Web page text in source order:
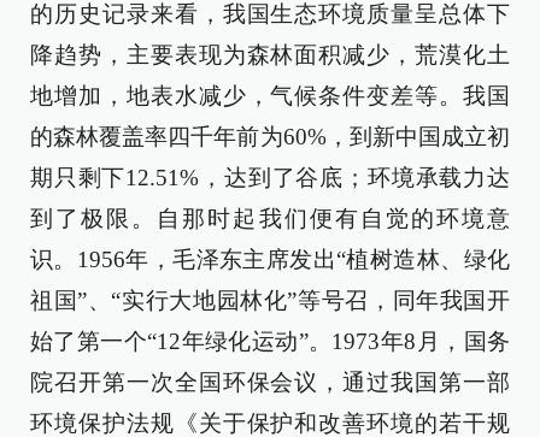
的历史记录来看，我国生态环境质量呈总体下
降趋势，主要表现为森林面积减少，荒漠化土
地增加，地表水减少，气候条件变差等。我国
的森林覆盖率四千年前为60%，到新中国成立初
期只剩下12.51%，达到了谷底；环境承载力达
到了极限。自那时起我们便有自觉的环境意
识。1956年，毛泽东主席发出“植树造林、绿化
祖国”、“实行大地园林化”等号召，同年我国开
始了第一个“12年绿化运动”。1973年8月，国务
院召开第一次全国环保会议，通过我国第一部
环境保护法规《关于保护和改善环境的若干规